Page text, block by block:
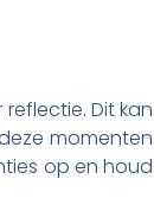
Dit kan
momenten
op en houd